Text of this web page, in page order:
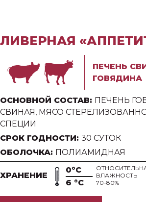
ЛИВЕРНАЯ
ПЕЧЕНЬ
ГОВЯДИНА
ОСНОВНОЙ СОСТАВ: ПЕЧЕНЬ
СВИНАЯ, МЯСО
СПЕЦИИ
СРОК ГОДНОСТИ: 30 СУТОК
ОБОЛОЧКА: ПОЛИАМИДНАЯ
ХРАНЕНИЕ
0°С
6 °С
ВЛАЖНОСТЬ
70-80%